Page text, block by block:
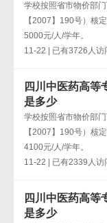
学校按照省市物价部
【2007】190号）核
5000元/人/学年。
11-22 | 已有3726人访
四川中医药高等
是多少
学校按照省市物价部
【2007】190号）核
4100元/人/学年。
11-22 | 已有2339人访
四川中医药高等
是多少